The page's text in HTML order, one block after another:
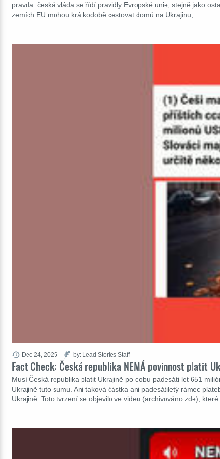
pravda: česká vláda se řídí pravidly Evropské unie, stejně jako
zemích EU mohou krátkodobě cestovat domů na Ukrajinu,…
Fact Check: Česká republika NEMÁ povinnost platit
Musí Česká republika platit Ukrajině po dobu padesáti let 651
Ukrajině tuto sumu. Ani taková částka ani padesátiletý rámec
Ukrajině. Toto tvrzení se objevilo ve videu (archivováno zde),
Dec 24, 2025 by: Lead Stories Staff